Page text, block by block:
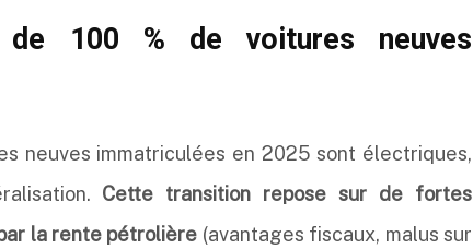
100 % de voitures neuves
neuves immatriculées en 2025 sont électriques,
Cette transition repose sur de fortes
la rente pétrolière (avantages fiscaux, malus sur